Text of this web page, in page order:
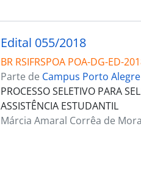
Edital 055/2018
BR RSIFRSPOA POA-DG-ED-
Parte de Campus Porto Alegre
PROCESSO SELETIVO PARA
ASSISTÊNCIA ESTUDANTIL
Márcia Amaral Corrêa de